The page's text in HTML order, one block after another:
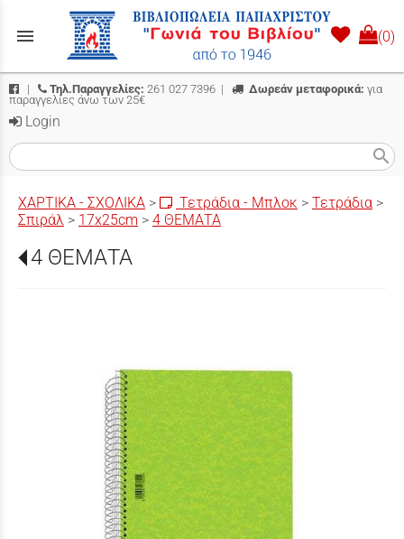
menu (0)
| Τηλ.Παραγγελίες: 261 027 7396 | Δωρεάν μεταφορικά: για
παραγγελίες άνω των 25€
Login
search
ΧΑΡΤΙΚΑ - ΣΧΟΛΙΚΑ > Τετράδια - Μπλοκ > Τετράδια >
Σπιράλ > 17x25cm > 4 ΘΕΜΑΤΑ
4 ΘΕΜΑΤΑ